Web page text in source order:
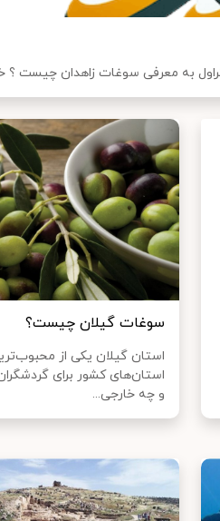
به معرفی سوغات زاهدان چیست ؟
سوغات گیلان چیست؟
استان گیلان یکی از
استان‌های کشور برای
و چه خارجی...